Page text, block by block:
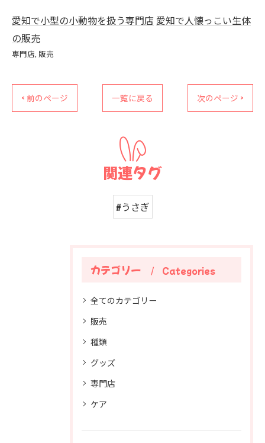
愛知で小型の小動物を扱う専門店 愛知で人懐っこい生体
の販売
専門店 販売
< 前のページ 一覧に戻る 次のページ >
関連タグ
#うさぎ
カテゴリー Categories
全てのカテゴリー
販売
種類
グッズ
専門店
ケア